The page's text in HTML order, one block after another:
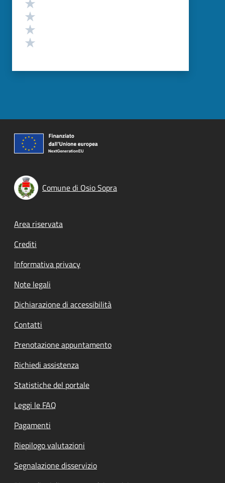
Comune di Osio Sopra
Footer menu
Area riservata
Crediti
Informativa privacy
Note legali
Dichiarazione di accessibilità
Contatti
Prenotazione appuntamento
Richiedi assistenza
Statistiche del portale
Leggi le FAQ
Pagamenti
Riepilogo valutazioni
Segnalazione disservizio